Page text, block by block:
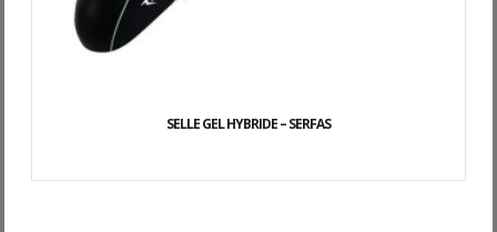
SELLE GEL HYBRIDE – SERFAS